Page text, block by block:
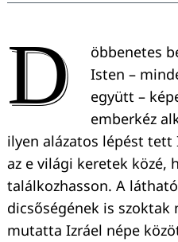
D
öbbenetes
Isten –
együtt –
emberkéz
ilyen alázatos lépést
az e világi keretek közé,
találkozhasson. A
dicsőségének is
mutatta Izráel népe